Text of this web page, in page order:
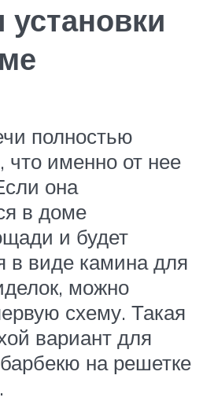
полностью
что именно от нее
она
в доме
и будет
в виде камина для
можно
схему. Такая
вариант для
на решетке